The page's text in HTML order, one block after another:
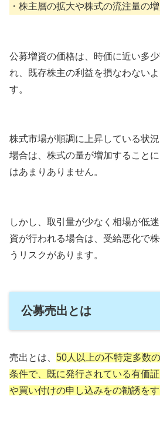
・株主層の拡大や株式の流注量の
公募増資の価格は、時価に近い多
れ、既存株主の利益を損なわない
す。
株式市場が順調に上昇している状
場合は、株式の量が増加すること
はあまりありません。
しかし、取引量が少なく相場が低
資が行われる場合は、受給悪化で
うリスクがあります。
公募売出とは
売出とは、 50人以上の不特定多数
条件で、既に発行されている有価
や買い付けの申し込みをの勧誘を